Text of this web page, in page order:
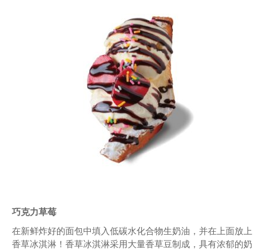
巧克力草莓
在新鲜炸好的面包中填入低碳水化合物生奶油，并在上面放上
香草冰淇淋！香草冰淇淋采用大量香草豆制成，具有浓郁的奶